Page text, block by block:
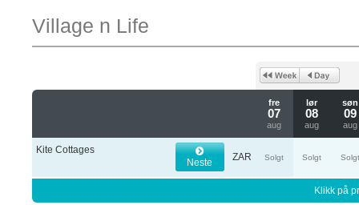
Village n Life
fre
07
aug
lør
08
aug
søn
09
aug
Kite Cottages
Neste
ZAR Solgt Solgt Solgt
Klikk på